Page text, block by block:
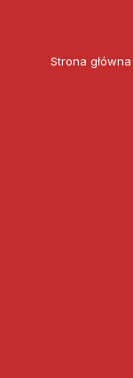
Strona główna